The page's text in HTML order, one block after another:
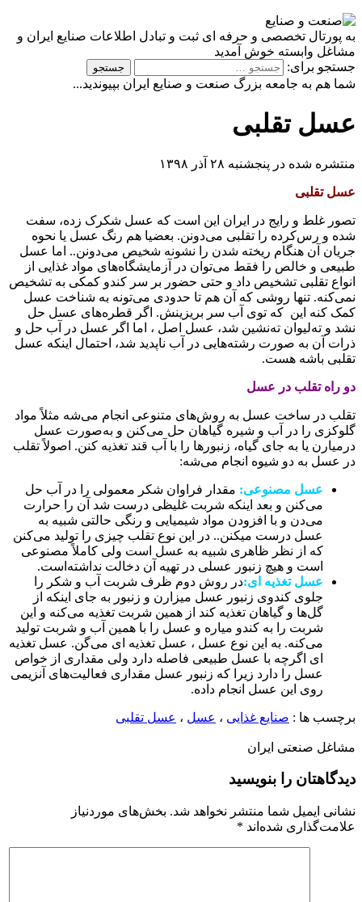
به پورتال تخصصی و حرفه ای ثبت و تبادل اطلاعات صنایع ایران و
مشاغل وابسته خوش آمدید
جستجو برای:
شما هم به جامعه بزرگ صنعت و صنایع ایران بپیوندید...
عسل تقلبی
منتشره شده در پنجشنبه ۲۸ آذر ۱۳۹۸
عسل تقلبی
تصور غلط و رایج در ایران این است که عسل شکرک زده، سفت
شده و رس‌کرده را تقلبی می‌دونن. بعضیا هم رنگ عسل یا نحوه
جریان آن هنگام ریخته شدن را نشونه شخیص می‌دونن.. اما عسل
طبیعی و خالص را فقط می‌توان در آزمایشگاه‌های مواد غذایی از
انواع تقلبی تشخیص داد و حتی حضور بر سر کندو کمکی به تشخیص
نمی‌کنه. تنها روشی که آن هم تا حدودی می‌تونه به شناخت عسل
کمک کنه این که توی آب سر بریزینش. اگر قطره‌های عسل حل
نشد و ته‌لیوان ته‌نشین شد، عسل اصل ، اما اگر عسل در آب حل و
ذرات آن به صورت رشته‌هایی در آب ناپدید شد، احتمال اینکه عسل
تقلبی باشه هست.
دو راه تقلب در عسل
تقلب در ساخت عسل به روش‌های متنوعی انجام می‌شه مثلاً مواد
گلوکزی را در آب و شیره گیاهان حل می‌کنن و به‌صورت عسل
درمیارن یا به جای گیاه، زنبورها را با آب قند تغذیه کنن. اصولاً تقلب
در عسل به دو شیوه انجام می‌شه:
عسل مصنوعی: مقدار فراوان شکر معمولی را در آب حل
می‌کنن و بعد اینکه شربت غلیظی درست شد آن را حرارت
می‌دن و با افزودن مواد شیمیایی و رنگی حالتی شبیه به
عسل درست میکنن.. در این نوع تقلب چیزی را تولید می‌کنن
که از نظر ظاهری شبیه به عسل است ولی کاملاً مصنوعی
است و هیچ زنبور عسلی در تهیه آن دخالت نداشته‌است.
عسل تغذیه ای:در روش دوم ظرف شربت آب و شکر را
جلوی کندوی زنبور عسل میزارن و زنبور به جای اینکه از
گل‌ها و گیاهان تغذیه کند از همین شربت تغذیه می‌کنه و این
شربت را به کندو میاره و عسل را با همین آب و شربت تولید
می‌کنه. به این نوع عسل ، عسل تغذیه ای می‌گن. عسل تغذیه
ای اگرچه با عسل طبیعی فاصله دارد ولی مقداری از خواص
عسل را دارد زیرا که زنبور عسل مقداری فعالیت‌های آنزیمی
روی این عسل انجام داده‌.
برچسب ها : صنایع غذایی ، عسل ، عسل تقلبی
مشاغل صنعتی ایران
دیدگاهتان را بنویسید
نشانی ایمیل شما منتشر نخواهد شد. بخش‌های موردنیاز
علامت‌گذاری شده‌اند *